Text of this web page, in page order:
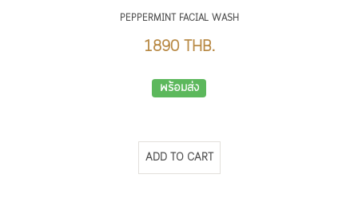
PEPPERMINT FACIAL WASH
1890 THB.
พร้อมส่ง
ADD TO CART